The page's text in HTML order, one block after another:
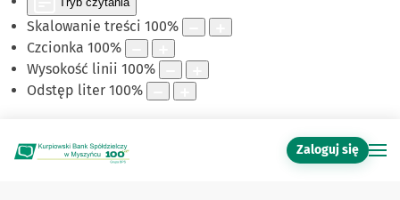
Skalowanie treści 100%
Czcionka 100%
Wysokość linii 100%
Odstęp liter 100%
Zaloguj się